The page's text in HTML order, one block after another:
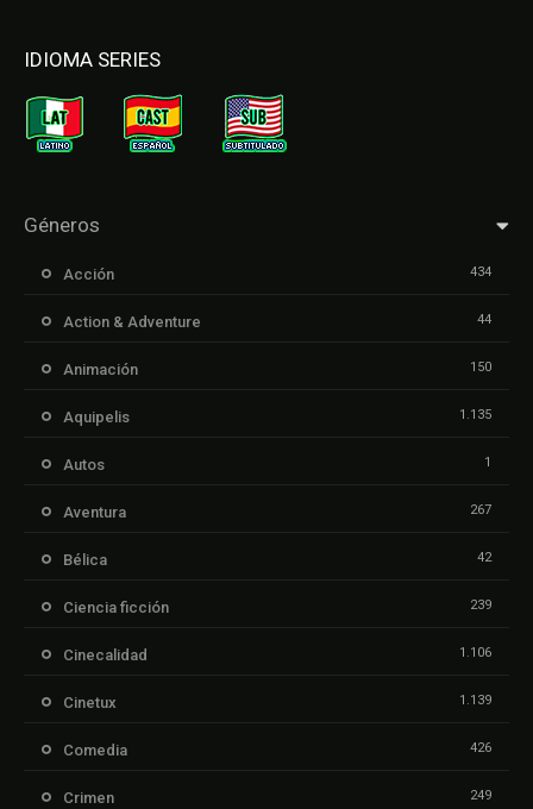
IDIOMA SERIES
Géneros
Acción 434
Action & Adventure 44
Animación 150
Aquipelis 1.135
Autos 1
Aventura 267
Bélica 42
Ciencia ficción 239
Cinecalidad 1.106
Cinetux 1.139
Comedia 426
Crimen 249